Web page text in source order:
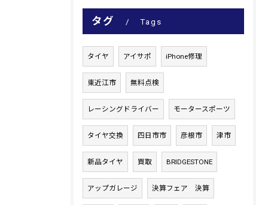
タグ Tags
タイヤ アイサポ iPhone修理
東近江市 無料点検
レーシングドライバー モータースポーツ
タイヤ交換 四日市市 彦根市 津市
新品タイヤ 買取 BRIDGESTONE
アップガレージ 決算フェア 決算